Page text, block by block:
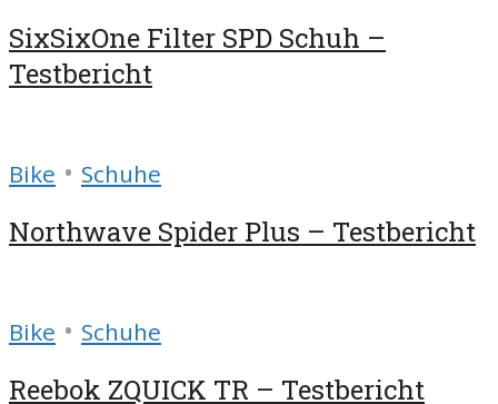
SixSixOne Filter SPD Schuh –
Testbericht
Bike • Schuhe
Northwave Spider Plus – Testbericht
Bike • Schuhe
Reebok ZQUICK TR – Testbericht